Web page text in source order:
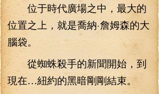
位于時代廣場之中，最大的
位置之上，就是喬納·詹姆森的大
腦袋。
從蜘蛛殺手的新聞開始，到
現在…紐約的黑暗剛剛結束。